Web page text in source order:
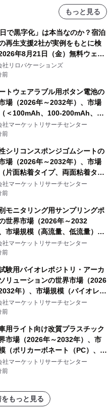
もっと見る
日で黒字化」は本当なのか？宿泊
再生支援2社が実例をもとに検
年8月21日（金）無料ウェビ
催
社リロバケーションズ
前
トウェアラブル用ボタン電池の
場（2026年～2032年）、市場
＜100mAh、100-200mAh、＞
）・分析レポートを発表
社マーケットリサーチセンター
前
シリコンスポンジゴムシートの
場（2026年～2032年）、市場
片面粘着タイプ、両面粘着タイ
分析レポートを発表
社マーケットリサーチセンター
前
モニタリング用サンプリングポ
世界市場（2026年～2032
市場規模（高流量、低流量）・
ポートを発表
社マーケットリサーチセンター
前
験用バイオレポジトリ・アーカ
リューションの世界市場（2026
年）、市場規模（バイオレポ
サービス、アーカイブソリュー
サービス）・分析レポートを発
社マーケットリサーチセンター
前
用ライト向け改質プラスチック
市場（2026年～2032年）、市
（ポリカーボネート（PC）、ポ
ルメタクリレート
））・分析レポートを発表
社マーケットリサーチセンター
前
もっと見る